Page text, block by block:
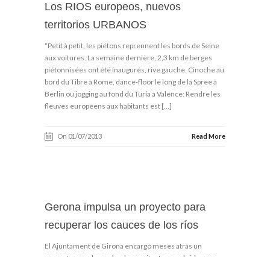
Los RIOS europeos, nuevos
territorios URBANOS
“Petit à petit, les piétons reprennent les bords de Seine
aux voitures. La semaine dernière, 2,3 km de berges
piétonnisées ont été inaugurés, rive gauche. Cinoche au
bord du Tibre à Rome, dance-floor le long de la Spree à
Berlin ou jogging au fond du Turia à Valence: Rendre les
fleuves européens aux habitants est […]
On 01/07/2013 Read More
Gerona impulsa un proyecto para
recuperar los cauces de los ríos
El Ajuntament de Girona encargó meses atrás un